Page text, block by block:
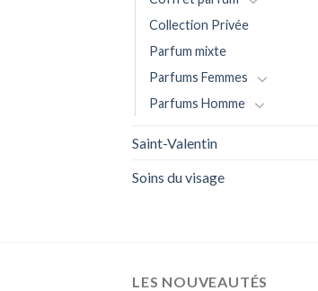
Collection Privée
Parfum mixte
Parfums Femmes
Parfums Homme
Saint-Valentin
Soins du visage
LES NOUVEAUTÉS